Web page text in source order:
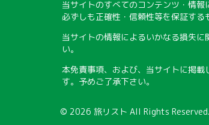
当サイトのすべてのコンテンツ・情報
必ずしも正確性・信頼性等を保証する
当サイトの情報によるいかなる損失
い。
本免責事項、および、当サイトに掲
す。予めご了承下さい。
© 2026 旅リスト All Rights Reserved.